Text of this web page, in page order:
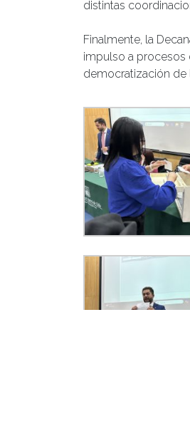
distintas
Finalmente, la
impulso a procesos
democratización de